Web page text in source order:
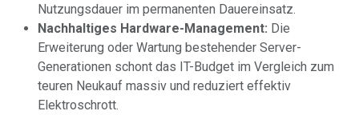
Nutzungsdauer im permanenten Dauereinsatz.
Nachhaltiges Hardware-Management: Die
Erweiterung oder Wartung bestehender Server-
Generationen schont das IT-Budget im Vergleich zum
teuren Neukauf massiv und reduziert effektiv
Elektroschrott.